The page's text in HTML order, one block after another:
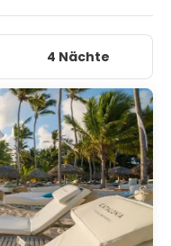
Karibiktraums. Das
und es gibt
bilden in sich
4 Nächte